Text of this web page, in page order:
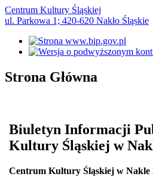
Centrum Kultury Śląskiej
ul. Parkowa 1; 420-620 Nakło Śląskie
Strona Główna
Biuletyn Informacji
Kultury Śląskiej w
Centrum Kultury Śląskiej w Nakle